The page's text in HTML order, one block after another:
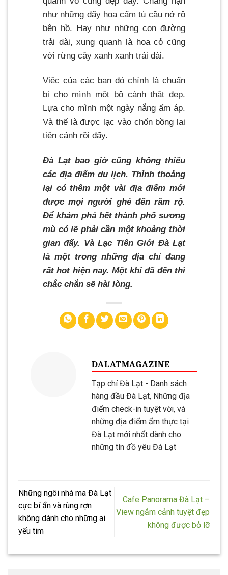
như những dãy hoa cẩm tú cầu nở rộ
bên hồ. Hay như những con đường
trải dài, xung quanh là hoa cỏ cũng
với rừng cây xanh xanh trải dài.
Việc của các bạn đó chính là chuẩn
bị cho mình một bộ cánh thật đẹp.
Lựa cho mình một ngày nắng ấm áp.
Và thế là được lạc vào chốn bồng lai
tiên cảnh rồi đấy.
Đà Lạt bao giờ cũng không thiếu
các địa điểm du lịch. Thỉnh thoảng
lại có thêm một vài địa điểm mới
được mọi người ghé đến rầm rộ.
Để khám phá hết thành phố sương
mù có lẽ phải cần một khoảng thời
gian đấy. Và Lạc Tiên Giới Đà Lạt
là một trong những địa chỉ đang
rất hot hiện nay. Một khi đã đến thì
chắc chắn sẽ hài lòng.
DALATMAGAZINE
Tạp chí Đà Lạt - Danh sách
hàng đầu Đà Lạt, Những địa
điểm check-in tuyệt vời, và
những địa điểm ẩm thực tại
Đà Lạt mới nhất dành cho
những tín đồ yêu Đà Lạt
Những ngôi nhà ma Đà Lạt
cực bí ẩn và rùng rợn
không dành cho những ai
yếu tim
Cafe Panorama Đà Lạt –
View ngắm cảnh tuyệt đẹp
không được bỏ lỡ